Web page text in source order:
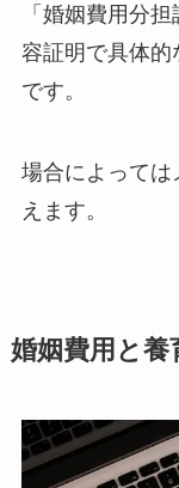
「婚姻費用分
容証明で具体
です。
場合によっては
えます。
婚姻費用と養